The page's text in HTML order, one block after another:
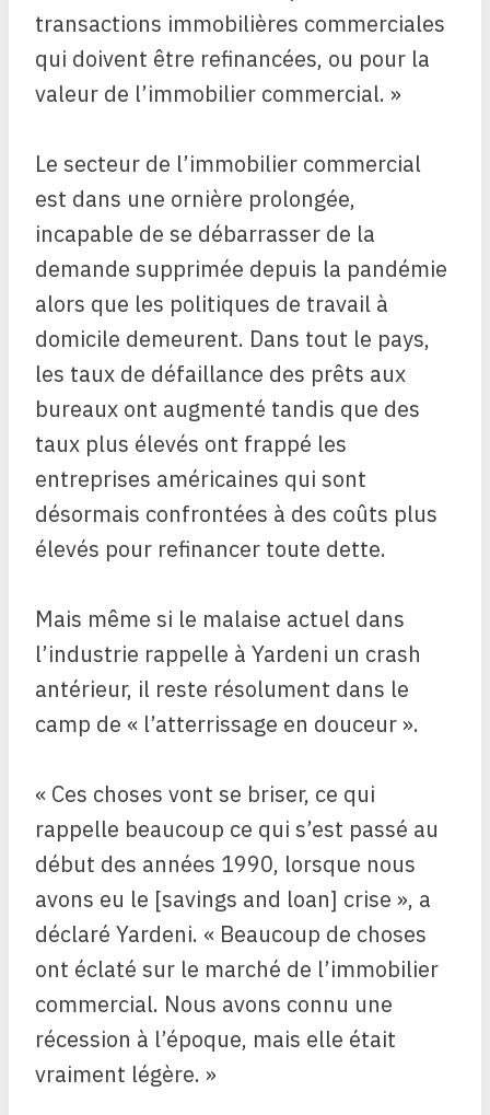
transactions immobilières commerciales
qui doivent être refinancées, ou pour la
valeur de l’immobilier commercial. »
Le secteur de l’immobilier commercial
est dans une ornière prolongée,
incapable de se débarrasser de la
demande supprimée depuis la pandémie
alors que les politiques de travail à
domicile demeurent. Dans tout le pays,
les taux de défaillance des prêts aux
bureaux ont augmenté tandis que des
taux plus élevés ont frappé les
entreprises américaines qui sont
désormais confrontées à des coûts plus
élevés pour refinancer toute dette.
Mais même si le malaise actuel dans
l’industrie rappelle à Yardeni un crash
antérieur, il reste résolument dans le
camp de « l’atterrissage en douceur ».
« Ces choses vont se briser, ce qui
rappelle beaucoup ce qui s’est passé au
début des années 1990, lorsque nous
avons eu le [savings and loan] crise », a
déclaré Yardeni. « Beaucoup de choses
ont éclaté sur le marché de l’immobilier
commercial. Nous avons connu une
récession à l’époque, mais elle était
vraiment légère. »